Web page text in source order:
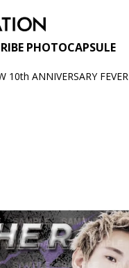
PHOTOCAPSULE
10th ANNIVERSARY FEVER